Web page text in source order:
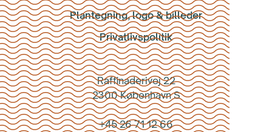
Plantegning, logo & billeder
Privatlivspolitik
Raffinaderivej 22
2300 København S
+45 26 71 12 66